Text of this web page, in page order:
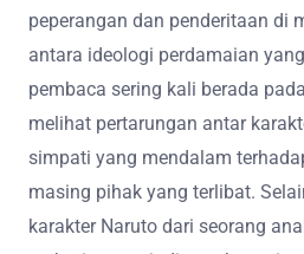
peperangan dan penderitaan di
antara ideologi perdamaian
pembaca sering kali berada
melihat pertarungan antar
simpati yang mendalam
masing pihak yang terlibat.
karakter Naruto dari seorang